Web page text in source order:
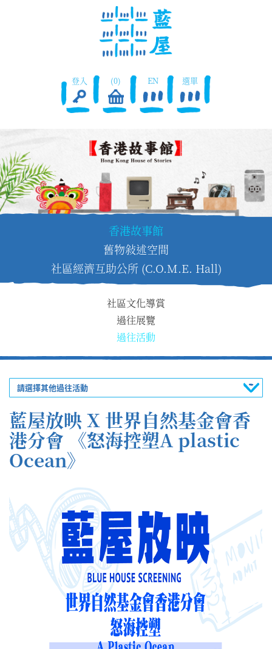
登入 (0) EN 選單
香港故事館
舊物敍述空間
社區經濟互助公所 (C.O.M.E. Hall)
社區文化導賞
過往展覽
過往活動
請選擇其他過往活動
藍屋放映 X 世界自然基金會香
港分會 《怒海控塑A plastic
Ocean》